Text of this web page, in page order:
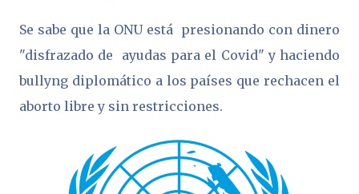
Se sabe que la ONU está presionando con dinero
"disfrazado de ayudas para el Covid" y haciendo
bullyng diplomático a los países que rechacen el
aborto libre y sin restricciones.